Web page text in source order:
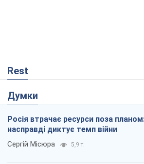
Rest
Думки
Росія втрачає ресурси поза
насправді диктує темп війни
Сергій Місюра 5,9 т.